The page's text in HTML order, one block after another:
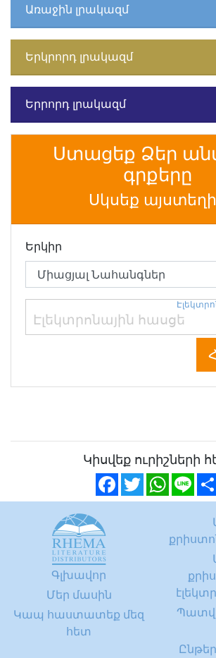
Առաջին լրակազմ
Երկրորդ լրակազմ
Երրորդ լրակազմ
Ստացեք Ձեր
գրքերը
Սկսեք
Երկիր
Կիսվեք ուրիշների
Facebook
TwitterWhatsApp
Line
Գլխավոր
Մեր մասին
Կապ հաստատեք մեզ
հետ